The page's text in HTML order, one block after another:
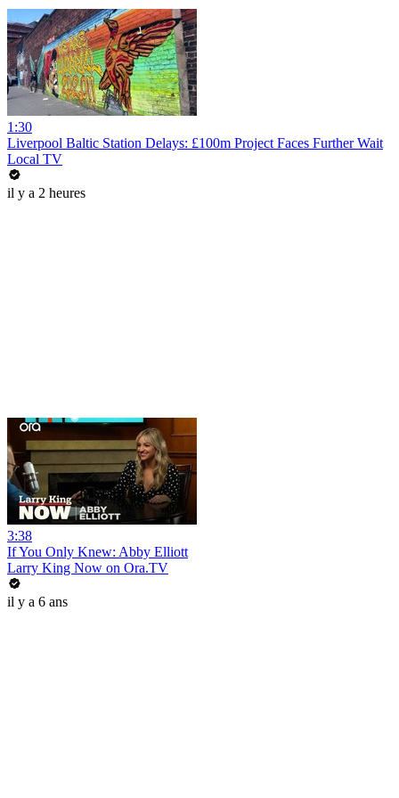
1:30
Liverpool Baltic Station Delays: £100m Project Faces Further Wait
Local TV
il y a 2 heures
3:38
If You Only Knew: Abby Elliott
Larry King Now on Ora.TV
il y a 6 ans